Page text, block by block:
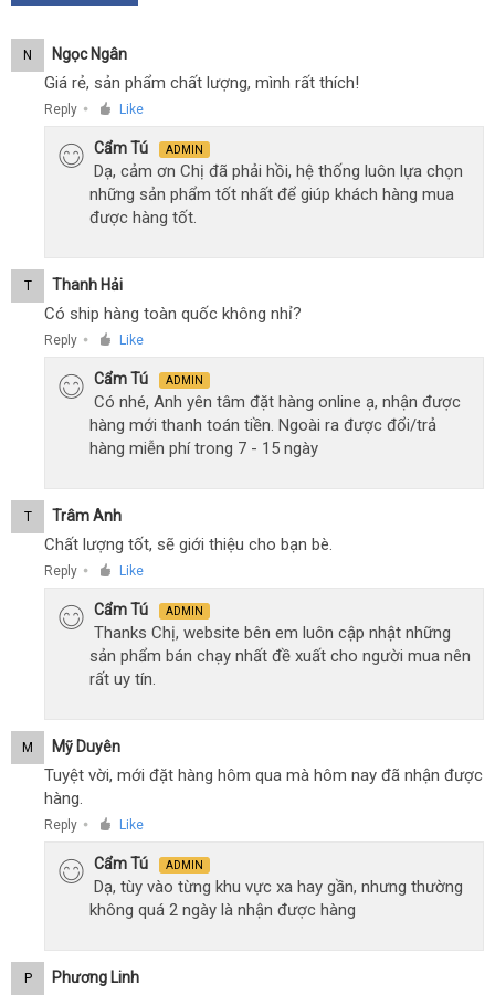
N Ngọc Ngân
Giá rẻ, sản phẩm chất lượng, mình rất thích!
Reply ● Like
Cẩm Tú ADMIN
Dạ, cảm ơn Chị đã phải hồi, hệ thống luôn lựa chọn
những sản phẩm tốt nhất để giúp khách hàng mua
được hàng tốt.
T Thanh Hải
Có ship hàng toàn quốc không nhỉ?
Reply ● Like
Cẩm Tú ADMIN
Có nhé, Anh yên tâm đặt hàng online ạ, nhận được
hàng mới thanh toán tiền. Ngoài ra được đổi/trả
hàng miễn phí trong 7 - 15 ngày
T Trâm Anh
Chất lượng tốt, sẽ giới thiệu cho bạn bè.
Reply ● Like
Cẩm Tú ADMIN
Thanks Chị, website bên em luôn cập nhật những
sản phẩm bán chạy nhất đề xuất cho người mua nên
rất uy tín.
M Mỹ Duyên
Tuyệt vời, mới đặt hàng hôm qua mà hôm nay đã nhận được
hàng.
Reply ● Like
Cẩm Tú ADMIN
Dạ, tùy vào từng khu vực xa hay gần, nhưng thường
không quá 2 ngày là nhận được hàng
P Phương Linh